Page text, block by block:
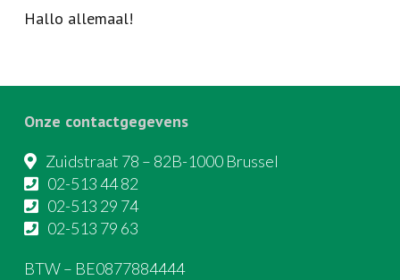
Hallo allemaal!
Onze contactgegevens
Zuidstraat 78 – 82B-1000 Brussel
02-513 44 82
02-513 29 74
02-513 79 63
BTW – BE0877884444